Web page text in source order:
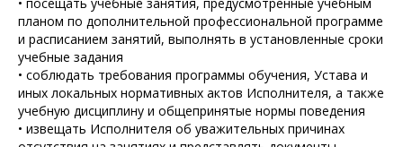
планом по дополнительной профессиональной программе
и расписанием занятий, выполнять в установленные сроки
учебные задания
• соблюдать требования программы обучения, Устава и
иных локальных нормативных актов Исполнителя, а также
учебную дисциплину и общепринятые нормы поведения
• извещать Исполнителя об уважительных причинах